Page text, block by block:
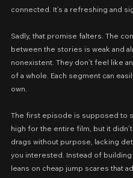
connected. It’s a refreshing and
Sadly, that promise falters. The
between the stories is weak and
nonexistent. They don’t feel like
of a whole. Each segment can
own.
The first episode is supposed to
high for the entire film, but it
drags without purpose, lacking
you interested. Instead of
leans on cheap jump scares that